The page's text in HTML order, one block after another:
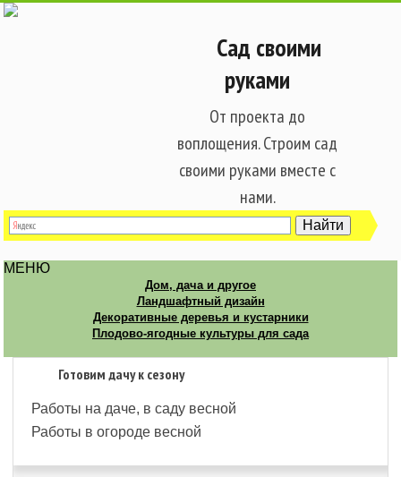
Сад своими
руками
От проекта до
воплощения. Строим сад
своими руками вместе с
нами.
МЕНЮ
Дом, дача и другое
Ландшафтный дизайн
Декоративные деревья и кустарники
Плодово-ягодные культуры для сада
Готовим дачу к сезону
Работы на даче, в саду весной
Работы в огороде весной